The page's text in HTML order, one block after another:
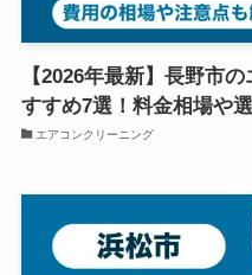
【2026年最新】長野市
すすめ7選！料金相場や
エアコンクリーニング